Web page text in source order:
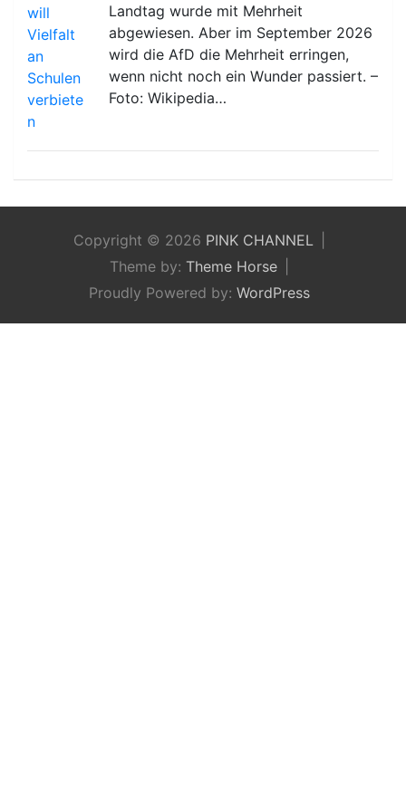
Landtag wurde mit Mehrheit
abgewiesen. Aber im September 2026
wird die AfD die Mehrheit erringen,
wenn nicht noch ein Wunder passiert. –
Foto: Wikipedia…
Copyright © 2026 PINK CHANNEL
Theme by: Theme Horse
Proudly Powered by: WordPress